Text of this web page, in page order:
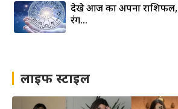
देखे आज का अपना
रंग…
लाइफ स्टाइल